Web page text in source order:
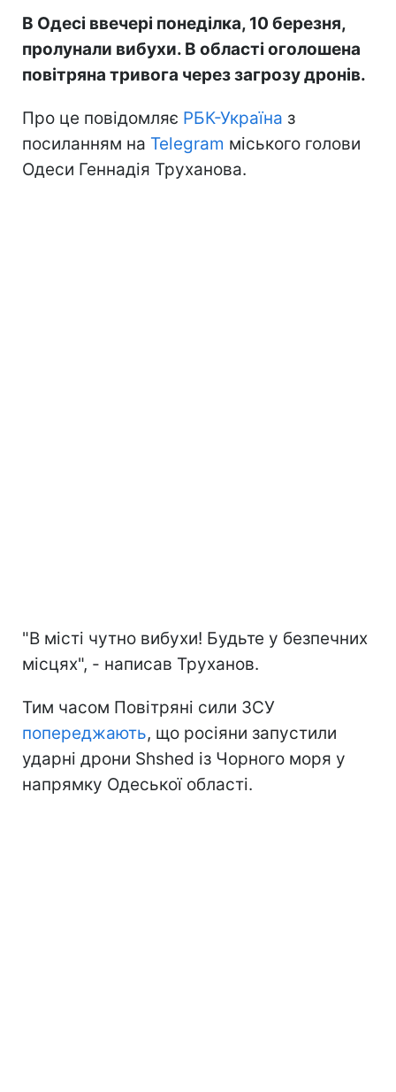
В Одесі ввечері понеділка, 10 березня,
пролунали вибухи. В області оголошена
повітряна тривога через загрозу дронів.
Про це повідомляє РБК-Україна з
посиланням на Telegram міського голови
Одеси Геннадія Труханова.
"В місті чутно вибухи! Будьте у безпечних
місцях", - написав Труханов.
Тим часом Повітряні сили ЗСУ
попереджають, що росіяни запустили
ударні дрони Shshed із Чорного моря у
напрямку Одеської області.